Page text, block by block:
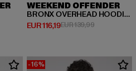
EUR 49,99
WEEKEND OFFENDER
BRONX OVERHEAD HOODIE AND JOG PANT SET
EUR 116,19
Derzeitiger Preis: EUR 116,19
EUR 139,99Aktionspreis:
-16%